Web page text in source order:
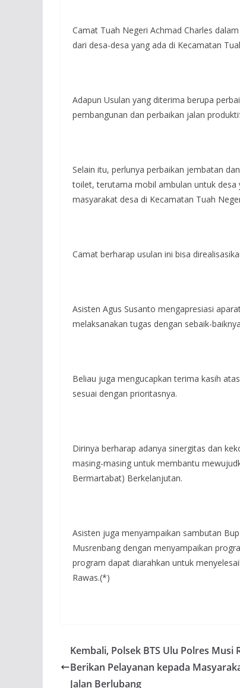
Camat Tuah Negeri Achmad Charles
dari desa-desa yang ada di Kecamatan
Adapun Usulan yang diterima berupa
pembangunan dan perbaikan jalan
Selain itu, perlunya perbaikan jembatan
toilet, terutama mobil ambulan untuk desa
masyarakat desa di Kecamatan Tuah
Camat berharap usulan ini bisa
Asisten Agus Susanto mengapresiasi
melaksanakan tugas dengan sebaik-
Beliau juga mengucapkan terima kasih
sesuai dengan prioritasnya.
Dirinya berharap adanya sinergitas dan
masing-masing untuk membantu
Bermartabat) Berkelanjutan.
Asisten juga menyampaikan sambutan
Musrenbang dengan menyampaikan
program dapat diarahkan untuk
Rawas.(*)
Kembali, Polsek BTS Ulu Polres Musi
Berikan Pelayanan kepada
Jalan Berlubang